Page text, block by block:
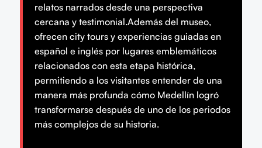
relatos narrados desde una perspectiva
cercana y testimonial.Además del museo,
ofrecen city tours y experiencias guiadas en
español e inglés por lugares emblemáticos
relacionados con esta etapa histórica,
permitiendo a los visitantes entender de una
manera más profunda cómo Medellín logró
transformarse después de uno de los periodos
más complejos de su historia.